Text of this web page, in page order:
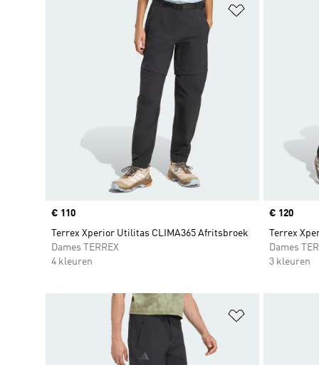
Op
Price
€ 110
Terrex Xperior Utilitas CLIMA365 Afritsbroek
Dames TERREX
4 kleuren
Price
€ 120
Terrex
Dames
3 kleuren
Op